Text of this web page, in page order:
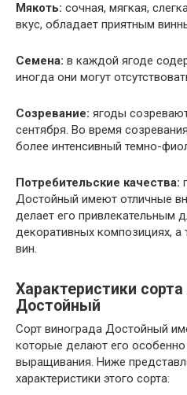
Мякоть: сочная, мягкая,
вкус, обладает приятным
Семена: в каждой ягоде
иногда они могут
Созревание: ягоды
сентября. Во время
более интенсивный темно-
Потребительские качества:
Достойный имеют отличные
делает его привлекательным
декоративных композициях, а
вин.
Характеристики
Достойный
Сорт винограда Достойный
которые делают его
выращивания. Ниже
характеристики этого сорта: